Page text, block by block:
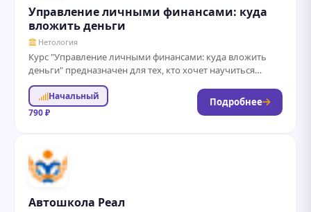
Управление личными финансами: куда
вложить деньги
Нетология
Курс "Управление личными финансами: куда вложить
деньги" предназначен для тех, кто хочет научиться
эффективно распоряжаться своими финансами и
принимать обоснованные...
Начальный
790 ₽
Подробнее
Автошкола Реал